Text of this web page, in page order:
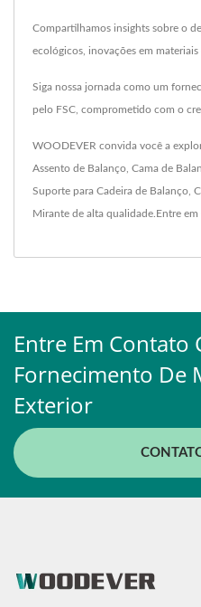
Compartilhamos insights sobre o
ecológicos, inovações em
Siga nossa jornada como um
pelo FSC, comprometido com o
WOODEVER convida você a
Assento de Balanço, Cama de
Suporte para Cadeira de Balanço,
Mirante de alta qualidade. Entre
Entre Em Contato
Fornecimento De
Exterior